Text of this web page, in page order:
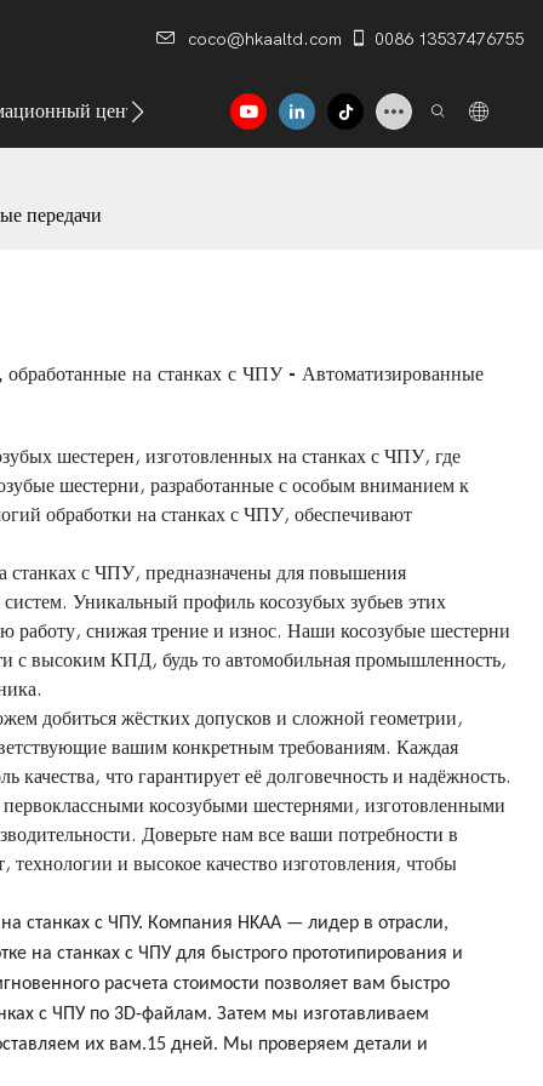
coco@hkaaltd.com 0086 13537476755
центр Контакт
передачи
на станках с ЧПУ - Автоматизированные
шестерен, изготовленных на станках с ЧПУ, где
шестерни, разработанные с особым вниманием к
обработки на станках с ЧПУ, обеспечивают
станках с ЧПУ, предназначены для повышения
Уникальный профиль косозубых зубьев этих
работу, снижая трение и износ. Наши косозубые шестерни
с высоким КПД, будь то автомобильная промышленность,
добиться жёстких допусков и сложной геометрии,
вашим конкретным требованиям. Каждая
качества, что гарантирует её долговечность и надёжность.
косозубыми шестернями, изготовленными
Доверьте нам все ваши потребности в
и высокое качество изготовления, чтобы
станках с ЧПУ. Компания HKAA — лидер в отрасли,
на станках с ЧПУ для быстрого прототипирования и
расчета стоимости позволяет вам быстро
с ЧПУ по 3D-файлам. Затем мы изготавливаем
их вам.15 дней. Мы проверяем детали и